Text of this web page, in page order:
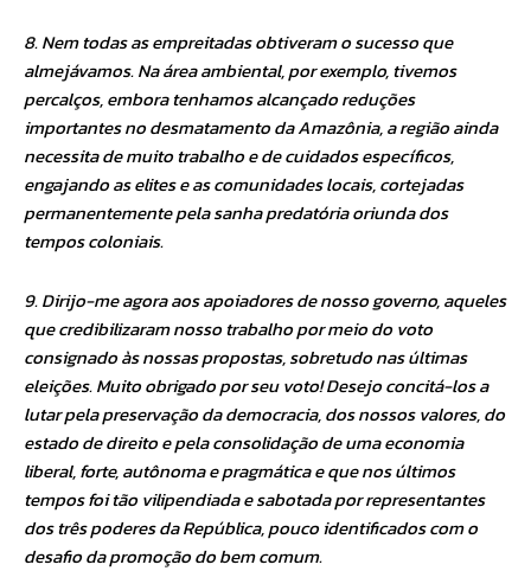
8. Nem todas as empreitadas obtiveram o sucesso que
almejávamos. Na área ambiental, por exemplo, tivemos
percalços, embora tenhamos alcançado reduções
importantes no desmatamento da Amazônia, a região ainda
necessita de muito trabalho e de cuidados específicos,
engajando as elites e as comunidades locais, cortejadas
permanentemente pela sanha predatória oriunda dos
tempos coloniais.
9. Dirijo-me agora aos apoiadores de nosso governo, aqueles
que credibilizaram nosso trabalho por meio do voto
consignado às nossas propostas, sobretudo nas últimas
eleições. Muito obrigado por seu voto! Desejo concitá-los a
lutar pela preservação da democracia, dos nossos valores, do
estado de direito e pela consolidação de uma economia
liberal, forte, autônoma e pragmática e que nos últimos
tempos foi tão vilipendiada e sabotada por representantes
dos três poderes da República, pouco identificados com o
desafio da promoção do bem comum.